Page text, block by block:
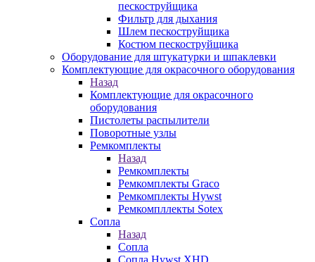
пескоструйщика
Фильтр для дыхания
Шлем пескоструйщика
Костюм пескоструйщика
Оборудование для штукатурки и шпаклевки
Комплектующие для окрасочного оборудования
Назад
Комплектующие для окрасочного
оборудования
Пистолеты распылители
Поворотные узлы
Ремкомплекты
Назад
Ремкомплекты
Ремкомплекты Graco
Ремкомплекты Hywst
Ремкомпллекты Sotex
Сопла
Назад
Сопла
Сопла Hywst XHD